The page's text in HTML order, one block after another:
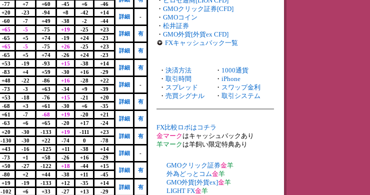
-77 +7 +60 -45 +6 -46
+20 -23 -94 +8 -42 +14
詳細 -
-60 -7 +49 -38 -2 -44
+65 -5 -75 +19 -25 +23
詳細 有
-65 +5 +74 -19 +24 -23
+65 -5 -75 +26 -25 +23
詳細 有
-65 +5 +74 -26 +24 -23
+53 -19 -93 +15 -38 +14
詳細 有
-83 +4 +59 -30 +16 -29
+48 -22 -86 +16 -28 +22
詳細 -
-73 -3 +63 -34 +9 -39
+53 -18 -76 +15 -21 +20
詳細 有
-68 +3 +61 -30 +6 -35
+61 -7 -68 +19 -20 +21
詳細 有
-63 +6 +65 -20 +17 -24
+20 -30 -133 +19 -111 +23
詳細 有
-130 -30 +22 -74 0 -78
+43 -16 -125 +11 -38 +14
詳細 -
-73 +1 +58 -26 +16 -29
+50 -27 -122 +18 -44 +15
詳細 有
-80 +2 +44 -38 +11 -45
+19 -19 -133 +12 -35 +14
詳細 有
-102 +6 +33 -27 +13 -29
・ GMOクリック証券[CFD]
・ GMOコイン
・ 松井証券
・ GMO外貨[外貨ex CFD]
FXキャッシュバック一覧
・ 決済方法 ・ 1000通貨
・ 取引時間 ・ iPhone
・ スプレッド ・ スワップ金利
・ 売買シグナル ・ 取引システム
FX比較ロボはコチラ
金マーク はキャッシュバックあり
羊マーク は羊飼い限定特典あり
GMOクリック証券金羊
外為どっとコム金羊
GMO外貨[外貨ex]金羊
LIGHT FX金羊